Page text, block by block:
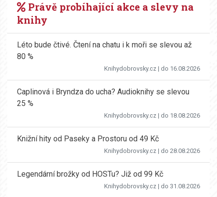
Právě probíhající akce a slevy na
knihy
Léto bude čtivé. Čtení na chatu i k moři se slevou až
80 %
Knihydobrovsky.cz | do 16.08.2026
Caplinová i Bryndza do ucha? Audioknihy se slevou
25 %
Knihydobrovsky.cz | do 18.08.2026
Knižní hity od Paseky a Prostoru od 49 Kč
Knihydobrovsky.cz | do 28.08.2026
Legendární brožky od HOSTu? Již od 99 Kč
Knihydobrovsky.cz | do 31.08.2026